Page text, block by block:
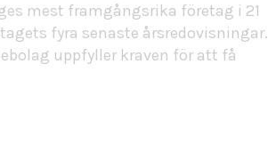
mest framgångsrika företag i 21
fyra senaste årsredovisningar.
uppfyller kraven för att få